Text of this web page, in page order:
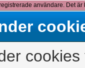
användare. Det